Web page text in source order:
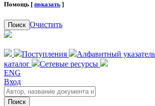
Помощь [ показать ]
Поиск Очистить
Поступления Алфавитный указатель
каталог
Сетевые ресурсы
ENG
Вход
Поиск